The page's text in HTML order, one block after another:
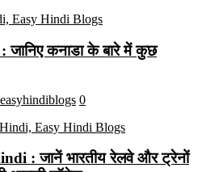
कनाडा के बारे में कुछ
easyhindiblogs 0
: जानें भारतीय रेलवे और ट्रेनों